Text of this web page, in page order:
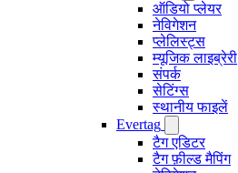
ऑडियो प्लेयर
नेविगेशन
प्लेलिस्ट्स
म्यूजिक लाइब्रेरी
संपर्क
सेटिंग्स
स्थानीय फाइलें
Evertag
टैग एडिटर
टैग फ़ील्ड मैपिंग